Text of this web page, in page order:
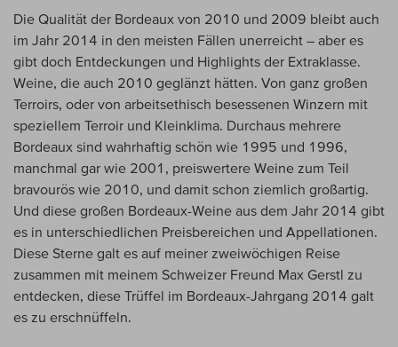
Die Qualität der Bordeaux von 2010 und 2009 bleibt auch
im Jahr 2014 in den meisten Fällen unerreicht – aber es
gibt doch Entdeckungen und Highlights der Extraklasse.
Weine, die auch 2010 geglänzt hätten. Von ganz großen
Terroirs, oder von arbeitsethisch besessenen Winzern mit
speziellem Terroir und Kleinklima. Durchaus mehrere
Bordeaux sind wahrhaftig schön wie 1995 und 1996,
manchmal gar wie 2001, preiswertere Weine zum Teil
bravourös wie 2010, und damit schon ziemlich großartig.
Und diese großen Bordeaux-Weine aus dem Jahr 2014 gibt
es in unterschiedlichen Preisbereichen und Appellationen.
Diese Sterne galt es auf meiner zweiwöchigen Reise
zusammen mit meinem Schweizer Freund Max Gerstl zu
entdecken, diese Trüffel im Bordeaux-Jahrgang 2014 galt
es zu erschnüffeln.